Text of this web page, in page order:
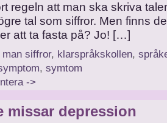
regeln att man ska skriva
tal som siffror. Men finns
att ta fasta på? Jo! […]
siffror, klarspråkskollen,
, symtom
->
missar depression